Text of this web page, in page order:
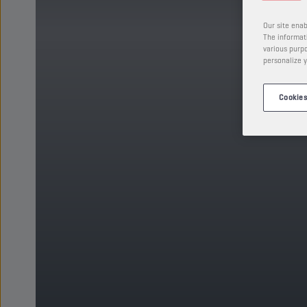
Our site
The
various
personalize